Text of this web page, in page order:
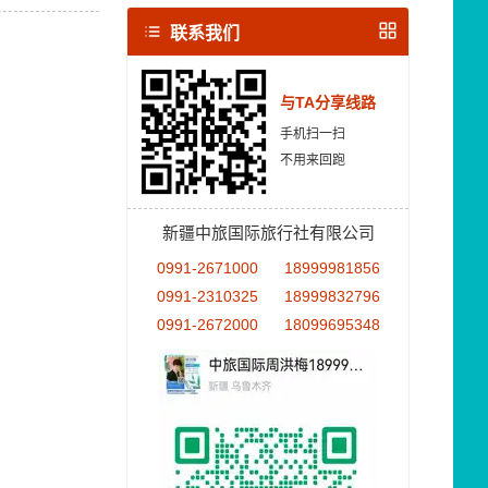
联系我们
与TA分享线路
手机扫一扫
不用来回跑
新疆中旅国际旅行社有限公司
0991-2671000
18999981856
0991-2310325
18999832796
0991-2672000
18099695348